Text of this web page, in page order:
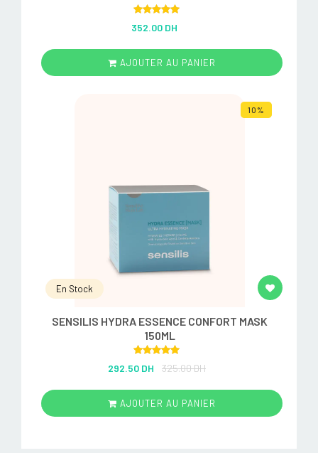
out of 5
352.00 DH
AJOUTER AU PANIER
10%
En Stock
SENSILIS HYDRA ESSENCE CONFORT MASK
150ML
out of 5
292.50 DH 325.00 DH
AJOUTER AU PANIER